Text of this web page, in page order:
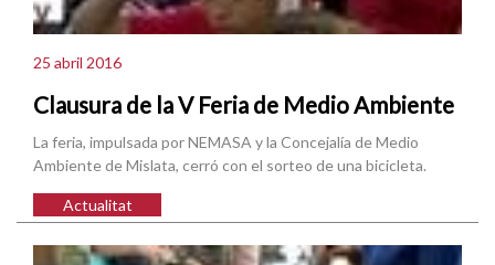
25 abril 2016
Clausura de la V Feria de Medio Ambiente
La feria, impulsada por NEMASA y la Concejalía de Medio
Ambiente de Mislata, cerró con el sorteo de una bicicleta.
Actualitat